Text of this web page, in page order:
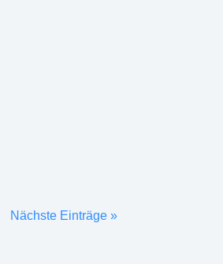
Nächste Einträge »